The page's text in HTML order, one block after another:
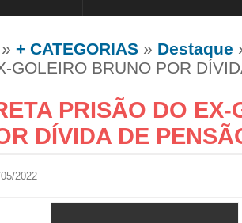
» + CATEGORIAS » Destaque
GOLEIRO BRUNO POR
PRISÃO DO EX-
DÍVIDA DE
2022